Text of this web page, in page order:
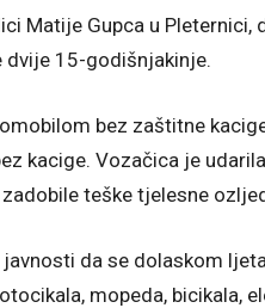
Matije Gupca u Pleternici,
dvije 15-godišnjakinje.
bez zaštitne
kacige. Vozačica je
teške tjelesne
da se dolaskom
mopeda, bicikala,